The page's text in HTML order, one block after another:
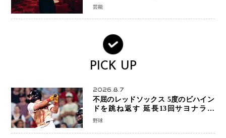
芸能
PICK UP
2026.8.7
不屈のレッドソックス 5度のビハイン
ドを跳ね返す 延長13回サヨナラ勝
ち 吉田正尚選手も2安打1打点で貢献 4
野球